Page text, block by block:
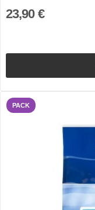
23,90 €
PACK